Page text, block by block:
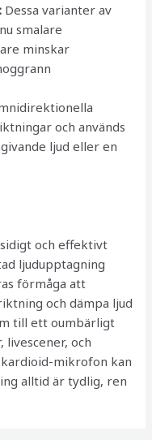
Dessa varianter av
smalare
minskar
och används
ljud eller en
och effektivt
ljudupptagning
förmåga att
och dämpa ljud
till ett oumbärligt
och
mikrofon kan
alltid är tydlig, ren